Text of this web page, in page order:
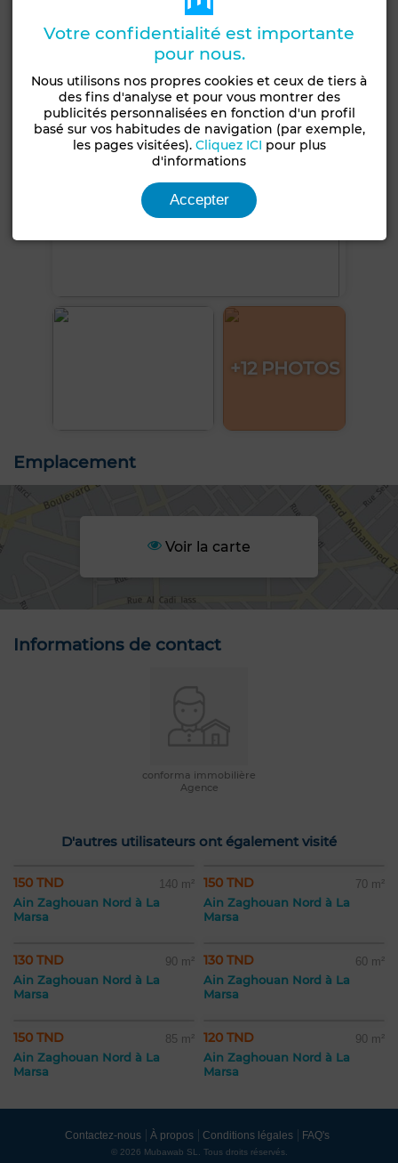
Voir plus de photos
+12 PHOTOS
Emplacement
Voir la carte
Informations de contact
conforma immobilière
Agence
D'autres utilisateurs ont également visité
150 TND 140 m²
Ain Zaghouan Nord à La
Marsa
150 TND 70 m²
Ain Zaghouan Nord à La
Marsa
130 TND 90 m²
Ain Zaghouan Nord à La
Marsa
130 TND 60 m²
Ain Zaghouan Nord à La
Marsa
150 TND 85 m²
Ain Zaghouan Nord à La
Marsa
120 TND 90 m²
Ain Zaghouan Nord à La
Marsa
Contactez-nous À propos Conditions légales FAQ's
© 2026 Mubawab SL. Tous droits réservés.
Votre confidentialité est importante
pour nous.
Nous utilisons nos propres cookies et ceux de tiers à
des fins d'analyse et pour vous montrer des
publicités personnalisées en fonction d'un profil
basé sur vos habitudes de navigation (par exemple,
les pages visitées). Cliquez ICI pour plus
d'informations
Accepter